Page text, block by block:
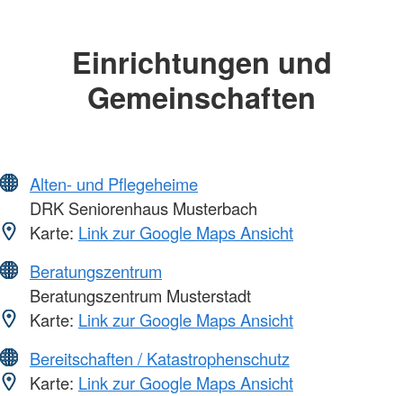
Einrichtungen und
Gemeinschaften
Alten- und Pflegeheime
DRK Seniorenhaus Musterbach
Karte: Link zur Google Maps Ansicht
Beratungszentrum
Beratungszentrum Musterstadt
Karte: Link zur Google Maps Ansicht
Bereitschaften / Katastrophenschutz
Karte: Link zur Google Maps Ansicht